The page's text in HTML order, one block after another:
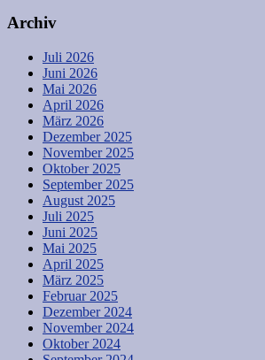
Archiv
Juli 2026
Juni 2026
Mai 2026
April 2026
März 2026
Dezember 2025
November 2025
Oktober 2025
September 2025
August 2025
Juli 2025
Juni 2025
Mai 2025
April 2025
März 2025
Februar 2025
Dezember 2024
November 2024
Oktober 2024